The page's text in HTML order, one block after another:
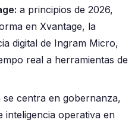
a principios de 2026,
en Xvantage, la
digital de Ingram Micro,
real a herramientas de
se centra en gobernanza,
inteligencia operativa en